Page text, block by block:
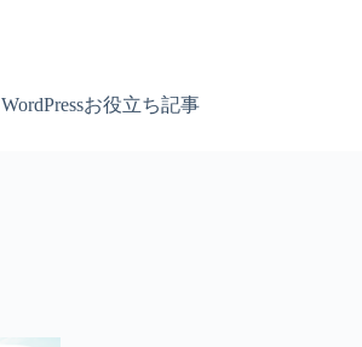
WordPressお役立ち記事